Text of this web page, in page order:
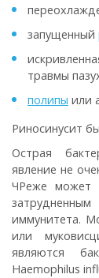
запущенный
травмы
полипы или
Риносинусит
Острая
явление не
ЧРеже может
иммунитета.
или
являются
Haemophilus